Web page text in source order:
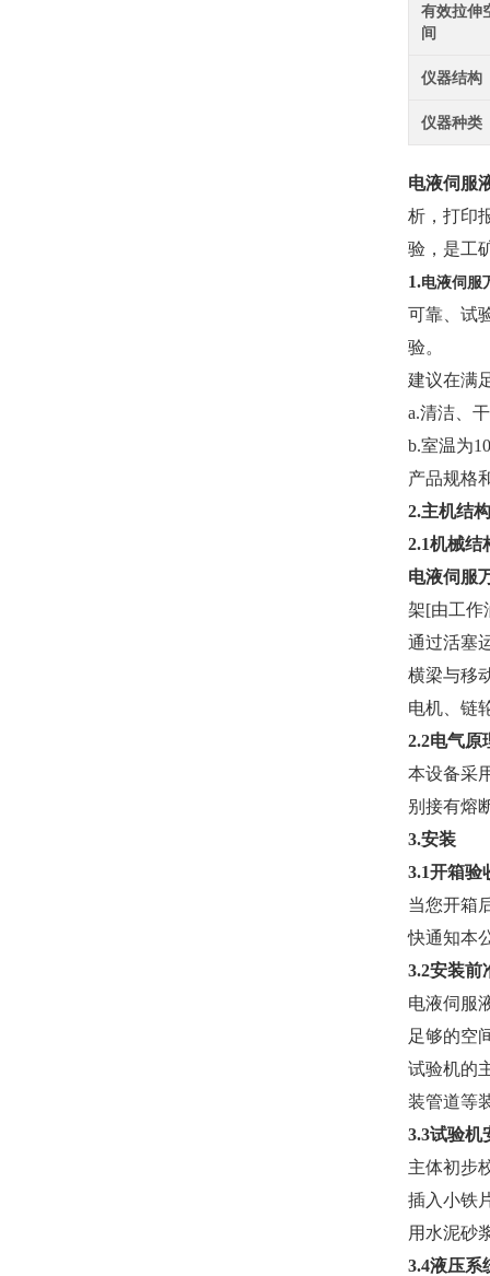
有效拉伸
间
仪器结构
仪器种类
电液伺服
析，打印
验，是工
1.电液伺服
可靠、试
验。
建议在满
a.清洁、
b.室温为
产品规格
2.主机结
2.1机械结
电液伺服
架[由工作
通过活塞
横梁与移
电机、链
2.2电气原
本设备采
别接有熔
3.安装
3.1开箱验
当您开箱
快通知本
3.2安装前
电液伺服
足够的空
试验机的
装管道等
3.3试验机
主体初步
插入小铁
用水泥砂
3.4液压系